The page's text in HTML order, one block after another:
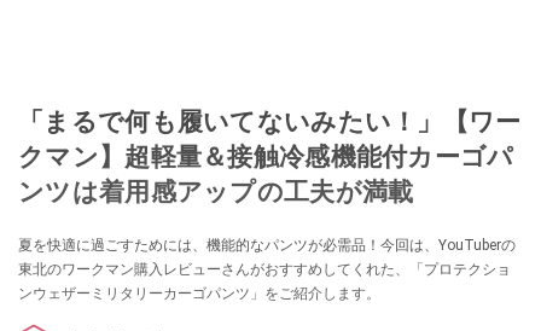
「まるで何も履いてないみたい！」【ワー
クマン】超軽量＆接触冷感機能付カーゴパ
ンツは着用感アップの工夫が満載
夏を快適に過ごすためには、機能的なパンツが必需品！今回は、YouTuberの
東北のワークマン購入レビューさんがおすすめしてくれた、「プロテクショ
ンウェザーミリタリーカーゴパンツ」をご紹介します。